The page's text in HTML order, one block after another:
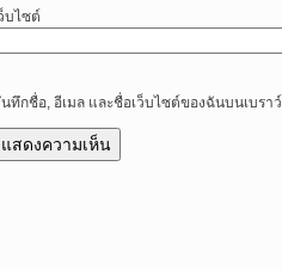
บไซต์
ทึกชื่อ, อีเมล และชื่อเว็บไซต์ของฉันบนเบรา